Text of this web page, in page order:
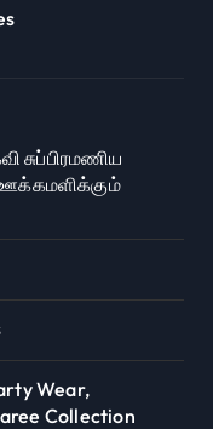
சுப்பிரமணிய
ஊக்கமளிக்கும்
Wear,
Collection